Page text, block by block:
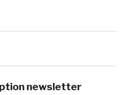
newsletter